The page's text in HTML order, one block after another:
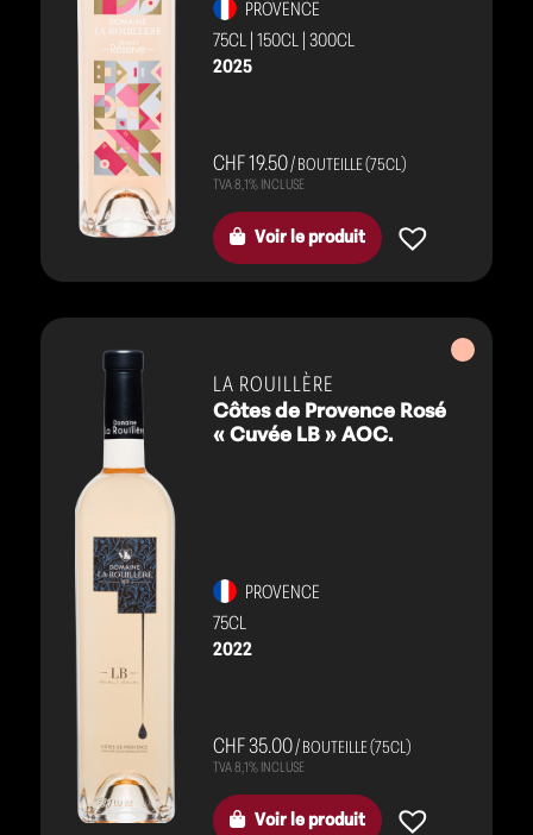
PROVENCE
75CL |150CL |300CL
2025
CHF 19.50/ BOUTEILLE (75CL)
Voir le produit
Vins
rosés
LA ROUILLÈRE
Côtes de Provence Rosé
« Cuvée LB » AOC.
PROVENCE
75CL
2022
CHF 35.00/ BOUTEILLE (75CL)
Voir le produit